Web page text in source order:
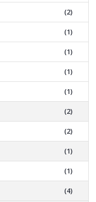
(2)
(1)
(1)
(1)
(1)
(2)
(2)
(1)
(1)
(4)